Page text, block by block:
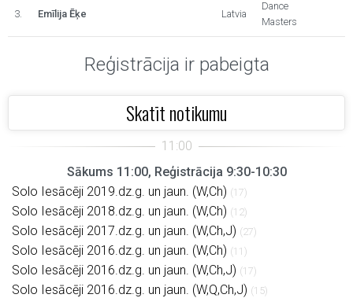
3. Emīlija Ēķe Latvia
Dance
Masters
Reģistrācija ir pabeigta
Skatīt notikumu
Sākums 11:00, Reģistrācija 9:30-10:30
Solo Iesācēji 2019.dz.g. un jaun. (W,Ch) (17)
Solo Iesācēji 2018.dz.g. un jaun. (W,Ch) (12)
Solo Iesācēji 2017.dz.g. un jaun. (W,Ch,J) (27)
Solo Iesācēji 2016.dz.g. un jaun. (W,Ch) (11)
Solo Iesācēji 2016.dz.g. un jaun. (W,Ch,J) (17)
Solo Iesācēji 2016.dz.g. un jaun. (W,Q,Ch,J) (15)